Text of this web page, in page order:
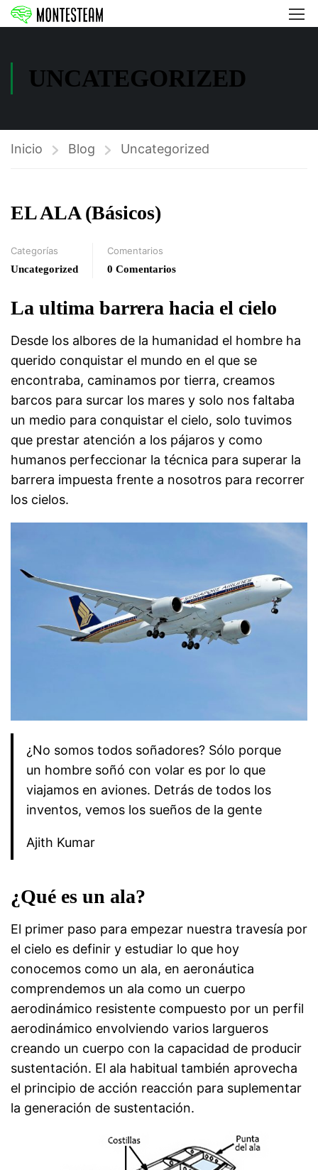
UNCATEGORIZED
Inicio Blog Uncategorized
EL ALA (Básicos)
Categorías
Uncategorized
Comentarios
0 Comentarios
La ultima barrera hacia el cielo
Desde los albores de la humanidad el hombre ha
querido conquistar el mundo en el que se
encontraba, caminamos por tierra, creamos
barcos para surcar los mares y solo nos faltaba
un medio para conquistar el cielo, solo tuvimos
que prestar atención a los pájaros y como
humanos perfeccionar la técnica para superar la
barrera impuesta frente a nosotros para recorrer
los cielos.
¿No somos todos soñadores? Sólo porque
un hombre soñó con volar es por lo que
viajamos en aviones. Detrás de todos los
inventos, vemos los sueños de la gente
Ajith Kumar
¿Qué es un ala?
El primer paso para empezar nuestra travesía por
el cielo es definir y estudiar lo que hoy
conocemos como un ala, en aeronáutica
comprendemos un ala como un cuerpo
aerodinámico resistente compuesto por un perfil
aerodinámico envolviendo varios largueros
creando un cuerpo con la capacidad de producir
sustentación. El ala habitual también aprovecha
el principio de acción reacción para suplementar
la generación de sustentación.